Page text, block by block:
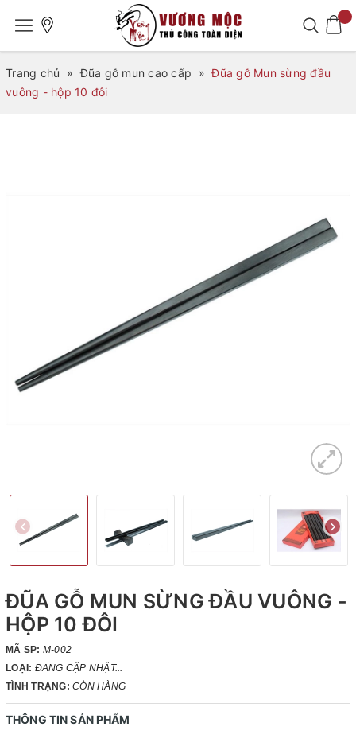
Trang chủ » Đũa gỗ mun cao cấp » Đũa gỗ Mun sừng đầu
vuông - hộp 10 đôi
ĐŨA GỖ MUN SỪNG ĐẦU VUÔNG -
HỘP 10 ĐÔI
MÃ SP: M-002
LOẠI: ĐANG CẬP NHẬT...
TÌNH TRẠNG: CÒN HÀNG
THÔNG TIN SẢN PHẨM